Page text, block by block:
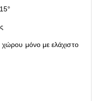
χώρου μόνο με ελάχιστο